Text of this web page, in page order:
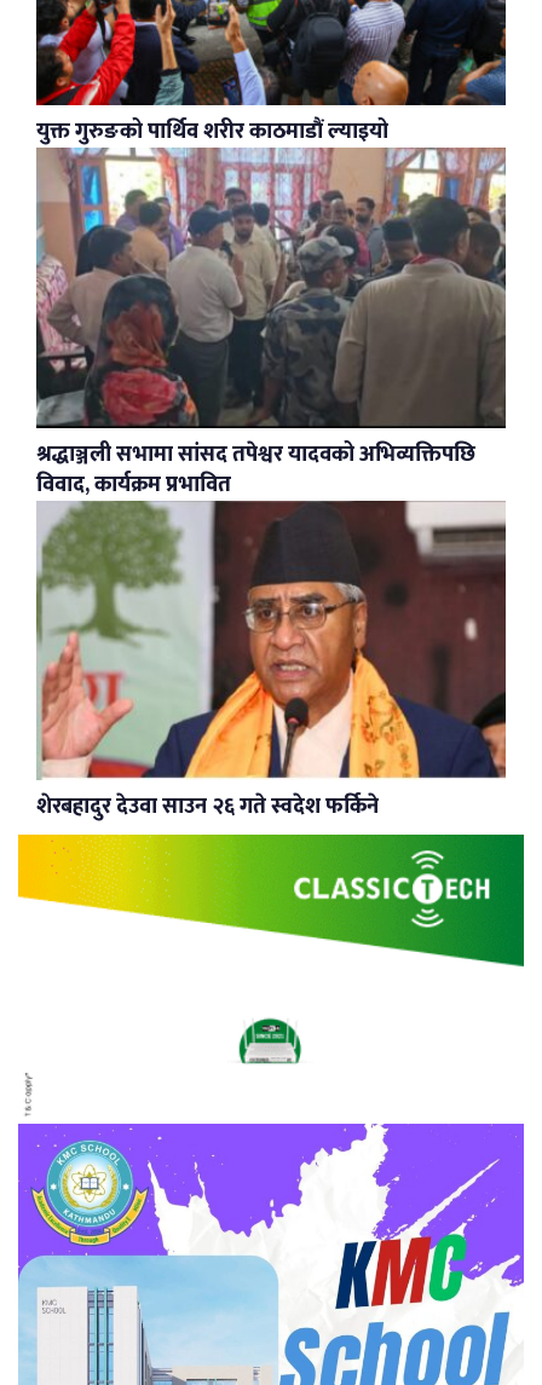
युक्त गुरुङको पार्थिव शरीर काठमाडौं ल्याइयो
श्रद्धाञ्जली सभामा सांसद तपेश्वर यादवको अभिव्यक्तिपछि
विवाद, कार्यक्रम प्रभावित
शेरबहादुर देउवा साउन २६ गते स्वदेश फर्किने